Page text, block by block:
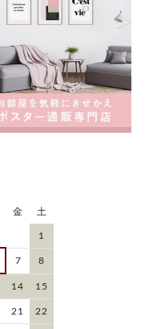
金 土
1
7 8
14 15
21 22